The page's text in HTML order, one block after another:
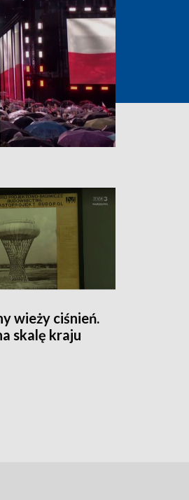
wieży ciśnień.
skalę kraju